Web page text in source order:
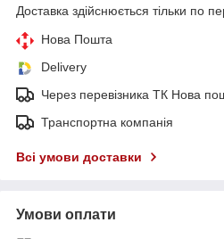
Доставка здійснюється тільки по
Нова Пошта
Delivery
Через перевізника ТК Нова
Транспортна компанія
Всі умови доставки
Умови оплати